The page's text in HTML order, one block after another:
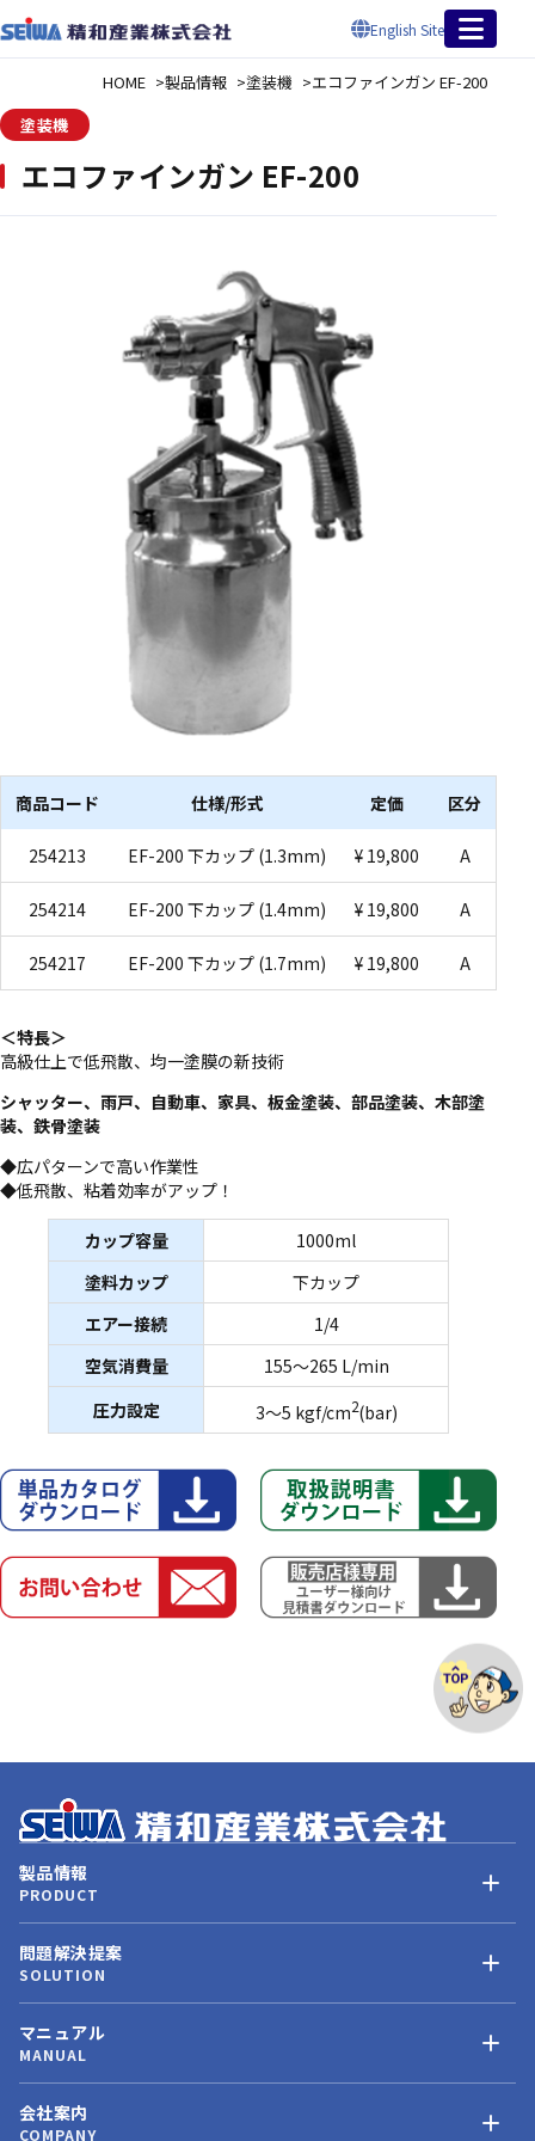
English Site
HOME 製品情報 塗装機
エコファインガン EF-200
塗装機
エコファインガン EF-200
商品コード 仕様/形式 定価 区分
254213 EF-200 下カップ (1.3mm) ¥ 19,800 A
254214 EF-200 下カップ (1.4mm) ¥ 19,800 A
254217 EF-200 下カップ (1.7mm) ¥ 19,800 A
＜特長＞
高級仕上で低飛散、均一塗膜の新技術
シャッター、雨戸、自動車、家具、板金塗装、部品塗装、木部塗
装、鉄骨塗装
◆広パターンで高い作業性
◆低飛散、粘着効率がアップ！
カップ容量
1000ml
塗料カップ
下カップ
エアー接続
1/4
空気消費量
155〜265 L/min
圧力設定
3〜5 kgf/cm2(bar)
製品情報
PRODUCT
問題解決提案
SOLUTION
マニュアル
MANUAL
会社案内
COMPANY